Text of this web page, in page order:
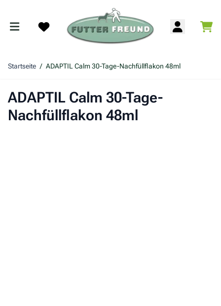
Startseite / ADAPTIL Calm 30-Tage-Nachfüllflakon 48ml
ADAPTIL Calm 30-Tage-
Nachfüllflakon 48ml